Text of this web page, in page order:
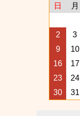
日
月
2
3
9
10
16
17
23
24
30
31